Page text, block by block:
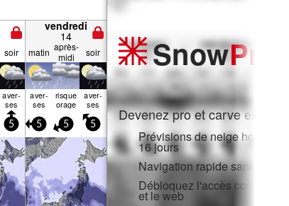
vendredi
14
soir matin après-
midi
soir
aver­
ses
aver­
ses
risque
orage
aver­
ses
5 5 5 5
SnowPro
Devenez pro et carve en:
Prévisions de neige horaires
16 jours
Navigation rapide sans
Débloquez l'accès complet
et le web